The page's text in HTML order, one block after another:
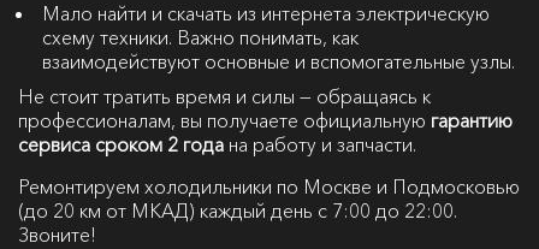
Мало найти и скачать из интернета электрическую
схему техники. Важно понимать, как
взаимодействуют основные и вспомогательные узлы.
Не стоит тратить время и силы — обращаясь к
профессионалам, вы получаете официальную гарантию
сервиса сроком 2 года на работу и запчасти.
Ремонтируем холодильники по Москве и Подмосковью
(до 20 км от МКАД) каждый день с 7:00 до 22:00.
Звоните!